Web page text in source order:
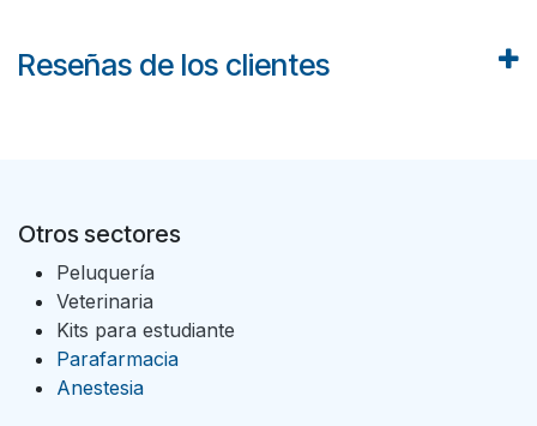
Reseñas de los clientes
Otros sectores
Peluquería
Veterinaria
Kits para estudiante
Parafarmacia
Anestesia